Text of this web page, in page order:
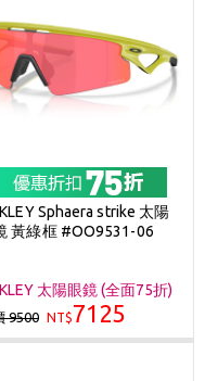
Sphaera strike 太陽
黃綠框 #OO9531-06
太陽眼鏡 (全面75折)
9500 NT$7125